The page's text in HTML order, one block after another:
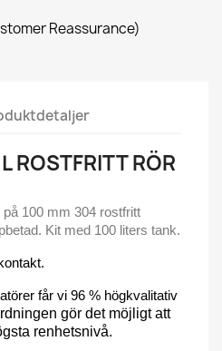
Reassurance)
ROSTFRITT RÖR
100 mm 304 rostfritt
Kit med 100 liters tank.
får vi 96 % högkvalitativ
gör det möjligt att
renhetsnivå.